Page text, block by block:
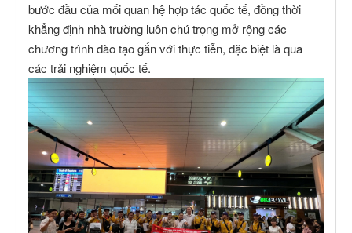
bước đầu của mối quan hệ hợp tác quốc tế, đồng thời
khẳng định nhà trường luôn chú trọng mở rộng các
chương trình đào tạo gắn với thực tiễn, đặc biệt là qua
các trải nghiệm quốc tế.